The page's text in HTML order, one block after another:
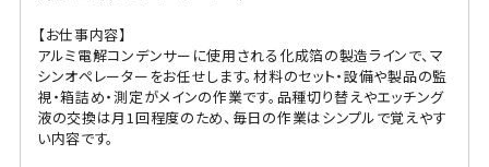
【お仕事内容】
アルミ電解コンデンサーに使用される化成箔の製造ラインで、マ
シンオペレーターをお任せします。材料のセット・設備や製品の監
視・箱詰め・測定がメインの作業です。品種切り替えやエッチング
液の交換は月1回程度のため、毎日の作業はシンプルで覚えやす
い内容です。